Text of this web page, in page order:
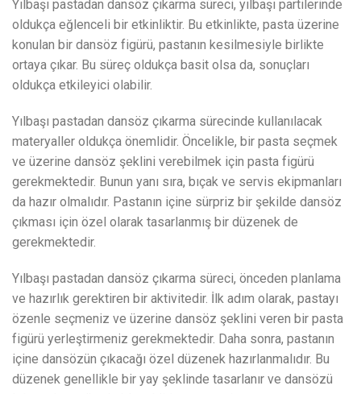
Yılbaşı pastadan dansöz çıkarma süreci, yılbaşı partilerinde
oldukça eğlenceli bir etkinliktir. Bu etkinlikte, pasta üzerine
konulan bir dansöz figürü, pastanın kesilmesiyle birlikte
ortaya çıkar. Bu süreç oldukça basit olsa da, sonuçları
oldukça etkileyici olabilir.
Yılbaşı pastadan dansöz çıkarma sürecinde kullanılacak
materyaller oldukça önemlidir. Öncelikle, bir pasta seçmek
ve üzerine dansöz şeklini verebilmek için pasta figürü
gerekmektedir. Bunun yanı sıra, bıçak ve servis ekipmanları
da hazır olmalıdır. Pastanın içine sürpriz bir şekilde dansöz
çıkması için özel olarak tasarlanmış bir düzenek de
gerekmektedir.
Yılbaşı pastadan dansöz çıkarma süreci, önceden planlama
ve hazırlık gerektiren bir aktivitedir. İlk adım olarak, pastayı
özenle seçmeniz ve üzerine dansöz şeklini veren bir pasta
figürü yerleştirmeniz gerekmektedir. Daha sonra, pastanın
içine dansözün çıkacağı özel düzenek hazırlanmalıdır. Bu
düzenek genellikle bir yay şeklinde tasarlanır ve dansözü